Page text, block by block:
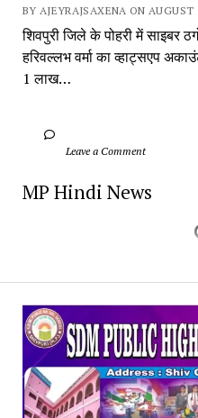
BY AJEYRAJSAXENA ON AUGUST
शिवपुरी जिले के पोहरी में साइबर
हरिवल्लभ वर्मा का व्हाट्सएप
1 लाख…
		Leave a Comment
MP Hindi News